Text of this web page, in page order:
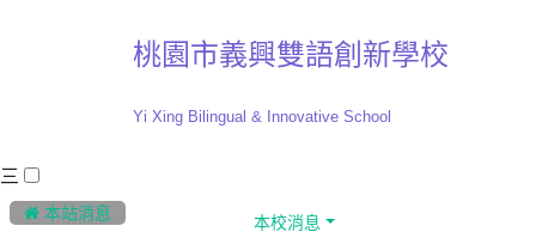
:::
 本站消息
桃園市義興雙語創新學校
Yi Xing Bilingual & Innovative School
三
本校消息